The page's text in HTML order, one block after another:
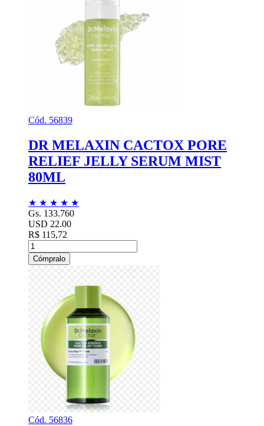
Cód. 56839
DR MELAXIN CACTOX PORE
RELIEF JELLY SERUM MIST
80ML
★ ★ ★ ★ ★
Gs. 133.760
USD 22.00
R$ 115,72
Cómpralo
Cód. 56836